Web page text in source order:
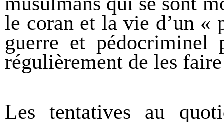
le coran et la vie d’un «
guerre et pédocriminel
régulièrement de les
Les tentatives au